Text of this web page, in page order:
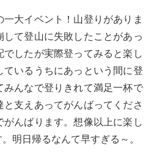
一大イベント！山登りがありま
して登山に失敗したことがあっ
したが実際登ってみると楽し
ているうちにあっという間に登
んなで登りきれて満足一杯で
支えあってがんばってくださ
んばります。想像以上に楽し
明日帰るなんて早すぎる～。